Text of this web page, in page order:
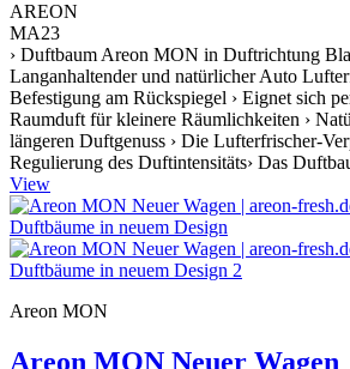
AREON
MA23
› Duftbaum Areon MON in Duftrichtung
Langanhaltender und natürlicher Auto
Befestigung am Rückspiegel › Eignet sich
Raumduft für kleinere Räumlichkeiten ›
längeren Duftgenuss › Die Lufterfrischer-
Regulierung des Duftintensitäts› Das
View
Areon MON
Areon MON Neuer Wagen